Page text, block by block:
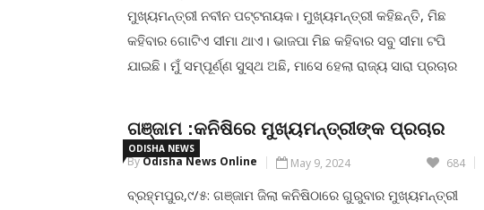
ମୁଖ୍ୟମନ୍ତ୍ରୀ ନବୀନ ପଟ୍ଟନାୟକ। ମୁଖ୍ୟମନ୍ତ୍ରୀ କହିଛନ୍ତି, ମିଛ
କହିବାର ଗୋଟିଏ ସୀମା ଥାଏ। ଭାଜପା ମିଛ କହିବାର ସବୁ ସୀମା ଟପି
ଯାଇଛି। ମୁଁ ସମ୍ପୂର୍ଣ୍ଣ ସୁସ୍ଥ ଅଛି, ମାସେ ହେଲା ରାଜ୍ୟ ସାରା ପ୍ରଚାର
ଭାଜପା। କାର୍ତ୍ତିକ ପାଣ୍ଡିଆନଙ୍କ କବଳରୁ ମୁଖ୍ୟମନ୍ତ୍ରୀଙ୍କୁ ମୁକ୍ତ
କରିବାକୁ ଭାଜପା ଅପିଲ କରିଛି।
CONTINUE READING
ODISHA NEWS
ଗଞ୍ଜାମ :କନିଷିରେ ମୁଖ୍ୟମନ୍ତ୍ରୀଙ୍କ ପ୍ରଚାର
ByOdisha News Online May 9, 2024 684
ବ୍ରହ୍ମପୁର,୯/୫: ଗଞ୍ଜାମ ଜିଲା କନିଷିଠାରେ ଗୁରୁବାର ମୁଖ୍ୟମନ୍ତ୍ରୀ